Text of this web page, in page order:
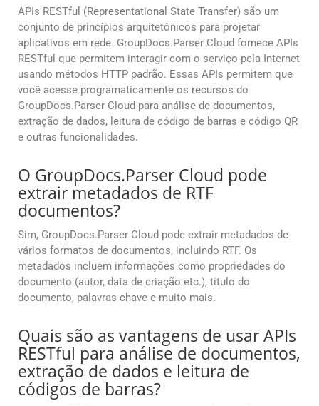
APIs RESTful (Representational State Transfer) são um
conjunto de princípios arquitetônicos para projetar
aplicativos em rede. GroupDocs.Parser Cloud fornece APIs
RESTful que permitem interagir com o serviço pela Internet
usando métodos HTTP padrão. Essas APIs permitem que
você acesse programaticamente os recursos do
GroupDocs.Parser Cloud para análise de documentos,
extração de dados, leitura de código de barras e código QR
e outras funcionalidades.
O GroupDocs.Parser Cloud pode
extrair metadados de RTF
documentos?
Sim, GroupDocs.Parser Cloud pode extrair metadados de
vários formatos de documentos, incluindo RTF. Os
metadados incluem informações como propriedades do
documento (autor, data de criação etc.), título do
documento, palavras-chave e muito mais.
Quais são as vantagens de usar APIs
RESTful para análise de documentos,
extração de dados e leitura de
códigos de barras?